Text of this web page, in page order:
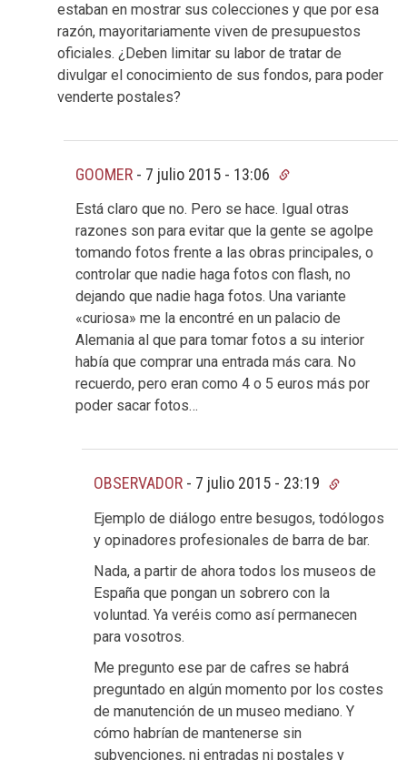
estaban en mostrar sus colecciones y que por esa
razón, mayoritariamente viven de presupuestos
oficiales. ¿Deben limitar su labor de tratar de
divulgar el conocimiento de sus fondos, para poder
venderte postales?
GOOMER - 7 julio 2015 - 13:06
Está claro que no. Pero se hace. Igual otras
razones son para evitar que la gente se agolpe
tomando fotos frente a las obras principales, o
controlar que nadie haga fotos con flash, no
dejando que nadie haga fotos. Una variante
«curiosa» me la encontré en un palacio de
Alemania al que para tomar fotos a su interior
había que comprar una entrada más cara. No
recuerdo, pero eran como 4 o 5 euros más por
poder sacar fotos…
OBSERVADOR - 7 julio 2015 - 23:19
Ejemplo de diálogo entre besugos, todólogos
y opinadores profesionales de barra de bar.
Nada, a partir de ahora todos los museos de
España que pongan un sobrero con la
voluntad. Ya veréis como así permanecen
para vosotros.
Me pregunto ese par de cafres se habrá
preguntado en algún momento por los costes
de manutención de un museo mediano. Y
cómo habrían de mantenerse sin
subvenciones, ni entradas ni postales y